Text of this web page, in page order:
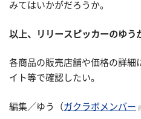
みてはいかがだろうか。
以上、リリースピッカーのゆう
各商品の販売店舗や価格の詳細
イト等で確認したい。
編集／ゆう（ガクラボメンバー